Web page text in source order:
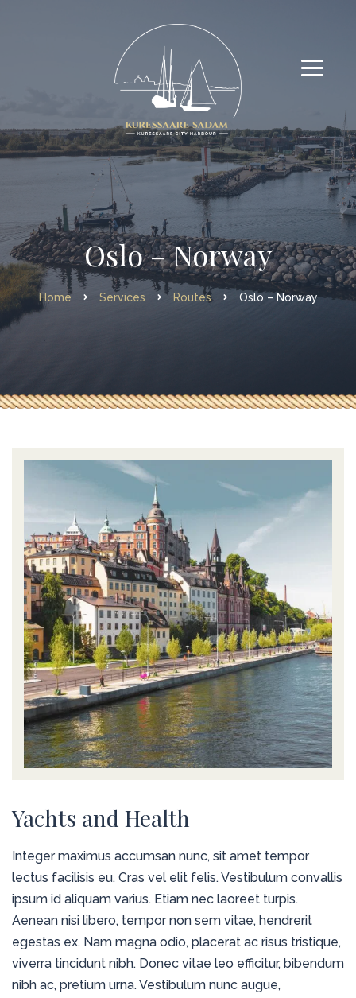
Oslo – Norway
Home Services Routes Oslo – Norway
Yachts and Health
Integer maximus accumsan nunc, sit amet tempor
lectus facilisis eu. Cras vel elit felis. Vestibulum convallis
ipsum id aliquam varius. Etiam nec laoreet turpis.
Aenean nisi libero, tempor non sem vitae, hendrerit
egestas ex. Nam magna odio, placerat ac risus tristique,
viverra tincidunt nibh. Donec vitae leo efficitur, bibendum
nibh ac, pretium urna. Vestibulum nunc augue,